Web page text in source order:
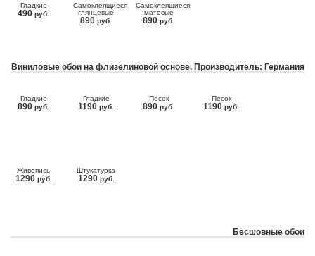
Гладкие
490 руб.
Самоклеящиеся
глянцевые
890 руб.
Самоклеящиеся
матовые
890 руб.
Виниловые обои на флизелиновой основе. Производитель: Германия
Гладкие
890 руб.
Гладкие
1190 руб.
Песок
890 руб.
Песок
1190 руб.
Живопись
1290 руб.
Штукатурка
1290 руб.
Бесшовные обои